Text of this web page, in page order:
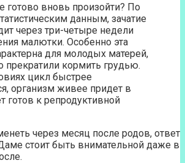
готово вновь произойти? По
данным, зачатие
через три-четыре недели
малютки. Особенно эта
для молодых матерей,
прекратили кормить грудью.
цикл быстрее
организм живее придет в
готов к репродуктивной
через месяц после родов, ответ
стоит быть внимательной даже в